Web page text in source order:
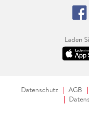
Laden
Datenschutz AGB